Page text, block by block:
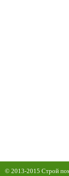
© 2013-2015 Строй